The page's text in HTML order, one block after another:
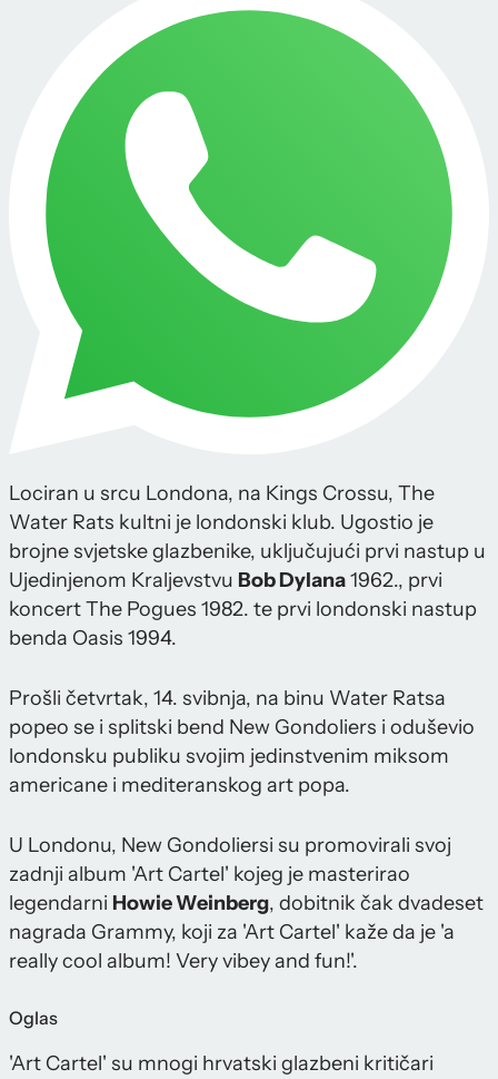
Lociran u srcu Londona, na Kings Crossu, The
Water Rats kultni je londonski klub. Ugostio je
brojne svjetske glazbenike, uključujući prvi nastup u
Ujedinjenom Kraljevstvu Bob Dylana1962., prvi
koncert The Pogues 1982. te prvi londonski nastup
benda Oasis 1994.
Prošli četvrtak, 14. svibnja, na binu Water Ratsa
popeo se i splitski bend New Gondoliers i oduševio
londonsku publiku svojim jedinstvenim miksom
americane i mediteranskog art popa.
U Londonu, New Gondoliersi su promovirali svoj
zadnji album 'Art Cartel' kojeg je masterirao
legendarni Howie Weinberg, dobitnik čak dvadeset
nagrada Grammy, koji za 'Art Cartel' kaže da je 'a
really cool album! Very vibey and fun!'.
Oglas
'Art Cartel' su mnogi hrvatski glazbeni kritičari